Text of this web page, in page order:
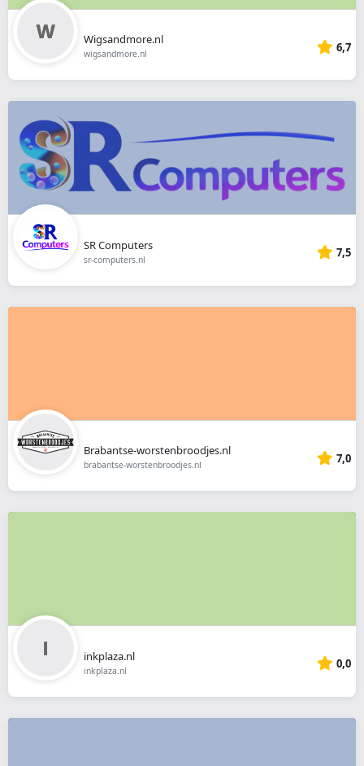
Wigsandmore.nl
wigsandmore.nl 6,7
SR Computers
sr-computers.nl 7,5
Brabantse-worstenbroodjes.nl
brabantse-worstenbroodjes.nl 7,0
inkplaza.nl
inkplaza.nl 0,0